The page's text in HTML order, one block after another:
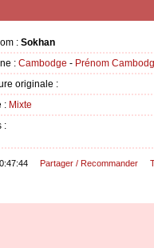
: Sokhan
: Cambodge - Prénom
originale :
: Mixte
:
Partager / Recommander